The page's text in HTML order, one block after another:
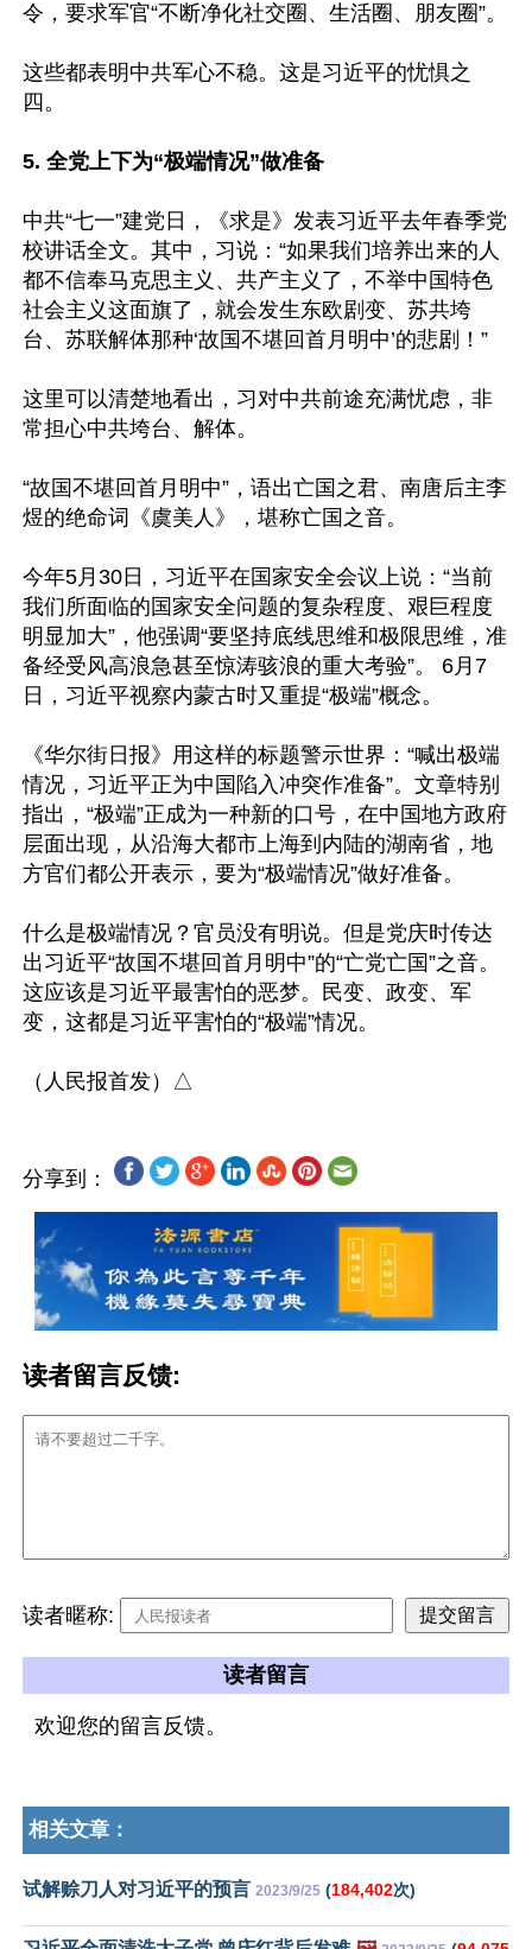
令，要求军官“不断净化社交圈、生活圈、朋友圈”。
这些都表明中共军心不稳。这是习近平的忧惧之
四。
5. 全党上下为“极端情况”做准备
中共“七一”建党日，《求是》发表习近平去年春季党
校讲话全文。其中，习说：“如果我们培养出来的人
都不信奉马克思主义、共产主义了，不举中国特色
社会主义这面旗了，就会发生东欧剧变、苏共垮
台、苏联解体那种‘故国不堪回首月明中’的悲剧！”
这里可以清楚地看出，习对中共前途充满忧虑，非
常担心中共垮台、解体。
“故国不堪回首月明中”，语出亡国之君、南唐后主李
煜的绝命词《虞美人》，堪称亡国之音。
今年5月30日，习近平在国家安全会议上说：“当前
我们所面临的国家安全问题的复杂程度、艰巨程度
明显加大”，他强调“要坚持底线思维和极限思维，准
备经受风高浪急甚至惊涛骇浪的重大考验”。 6月7
日，习近平视察内蒙古时又重提“极端”概念。
《华尔街日报》用这样的标题警示世界：“喊出极端
情况，习近平正为中国陷入冲突作准备”。文章特别
指出，“极端”正成为一种新的口号，在中国地方政府
层面出现，从沿海大都市上海到内陆的湖南省，地
方官们都公开表示，要为“极端情况”做好准备。
什么是极端情况？官员没有明说。但是党庆时传达
出习近平“故国不堪回首月明中”的“亡党亡国”之音。
这应该是习近平最害怕的恶梦。民变、政变、军
变，这都是习近平害怕的“极端”情况。
分享到：
读者留言反馈:
读者暱称:
读者留言
欢迎您的留言反馈。
相关文章：
试解赊刀人对习近平的预言 2023/9/25 (184,402次)